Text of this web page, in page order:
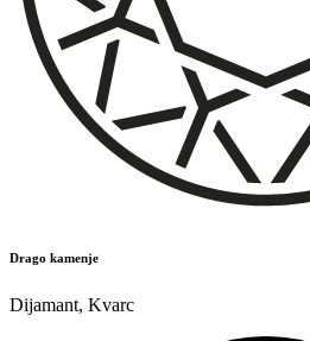
Drago kamenje
Dijamant, Kvarc